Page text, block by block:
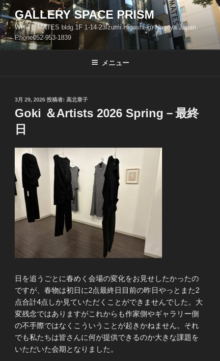
コ
ン
テ
ン
ツ
GALLERY SPACE PRISM
WHITE MATES bldg.1F 1-14-23Izumi Higashi-ku Nagoya Japan
Phone052-953-1839
メニュー
投
稿
日:
3月 29, 2026 投稿者: 高北章子
Goki ＆Artists 2026 Spring－最終
日
日を追うごとに春めく会場の変化をお見せしたかったの
ですが、春物は初日に2点最終日目前の昨日やっとまた2
点合計4点しか見ていただくことができませんでした。大
変残念ではありますがこれからも作家側やギャラリー側
の不手際ではなくこういうことが起きかねません。それ
でも私たちは皆さんに何が提供できるのか大きな課題を
いただいた会期となりました。